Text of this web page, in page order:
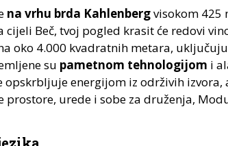
na vrhu brda Kahlenbergvisokom 425
cijeli Beč, tvoj pogled krasit će redovi
oko 4.000 kvadratnih metara,
su pametnom tehnologijom i
opskrbljuje energijom iz održivih izvora,
prostore, urede i sobe za druženja,